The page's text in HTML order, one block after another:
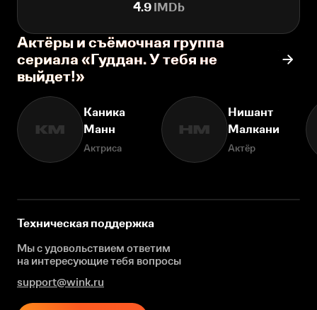
4.9IMDb
Актёры и съёмочная группа
сериала «Гуддан. У тебя не
выйдет!»
КМ
Каника
Манн
Актриса
НМ
Нишант
Малкани
Актёр
Техническая поддержка
Мы с удовольствием ответим
на интересующиетебя вопросы
support@wink.ru